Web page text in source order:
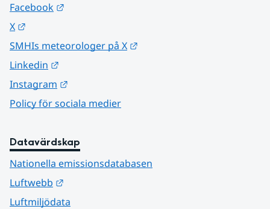
Facebook
X
SMHIs meteorologer på X
Linkedin
Instagram
Policy för sociala medier
Datavärdskap
Nationella emissionsdatabasen
Luftwebb
Luftmiljödata